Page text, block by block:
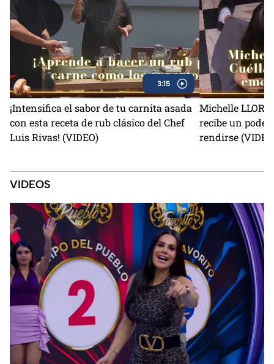
3:15
¡Intensifica el sabor de tu carnita asada
con esta receta de rub clásico del Chef
Luis Rivas! (VIDEO)
Michelle
recibe un
rendirse
VIDEOS